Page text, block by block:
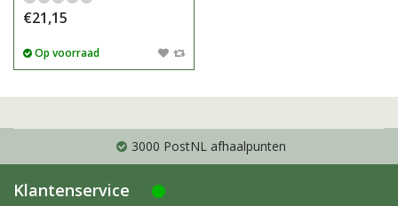
€21,15
Op voorraad
3000 PostNL afhaalpunten
Klantenservice